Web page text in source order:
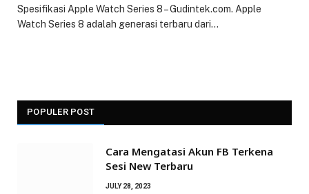
Spesifikasi Apple Watch Series 8 – Gudintek.com. Apple
Watch Series 8 adalah generasi terbaru dari…
POPULER POST
Cara Mengatasi Akun FB Terkena
Sesi New Terbaru
JULY 28, 2023